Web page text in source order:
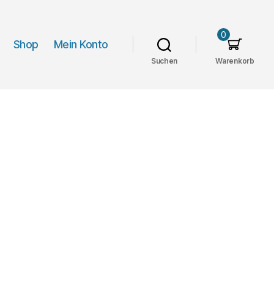
Shop Mein Konto
Suchen Warenkorb
0